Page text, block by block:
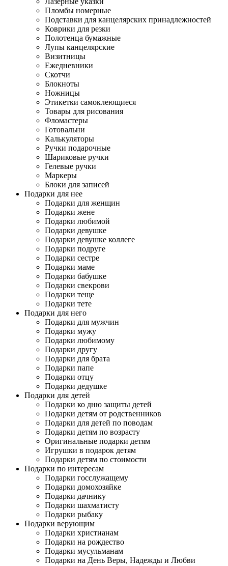
Пломбы номерные
Подставки для канцелярских принадлежностей
Коврики для резки
Полотенца бумажные
Лупы канцелярские
Визитницы
Ежедневники
Скотчи
Блокноты
Ножницы
Этикетки самоклеющиеся
Товары для рисования
Фломастеры
Готовальни
Калькуляторы
Ручки подарочные
Шариковые ручки
Гелевые ручки
Маркеры
Блоки для записей
Подарки для нее
Подарки для женщин
Подарки жене
Подарки любимой
Подарки девушке
Подарки девушке коллеге
Подарки подруге
Подарки сестре
Подарки маме
Подарки бабушке
Подарки свекрови
Подарки теще
Подарки тете
Подарки для него
Подарки для мужчин
Подарки мужу
Подарки любимому
Подарки другу
Подарки для брата
Подарки папе
Подарки отцу
Подарки дедушке
Подарки для детей
Подарки ко дню защиты детей
Подарки детям от родственников
Подарки для детей по поводам
Подарки детям по возрасту
Оригинальные подарки детям
Игрушки в подарок детям
Подарки детям по стоимости
Подарки по интересам
Подарки госслужащему
Подарки домохозяйке
Подарки дачнику
Подарки шахматисту
Подарки рыбаку
Подарки верующим
Подарки христианам
Подарки на рождество
Подарки мусульманам
Подарки на День Веры, Надежды и Любви